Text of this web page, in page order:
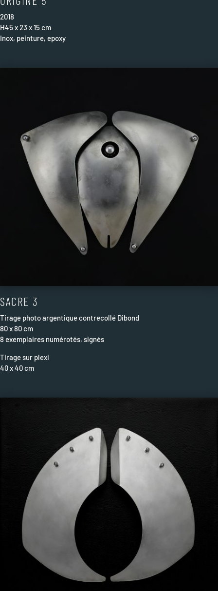
2018
H45 x 23 x 15 cm
Inox, peinture, epoxy
SACRE 3
Tirage photo argentique contrecollé Dibond
80 x 80 cm
8 exemplaires numérotés, signés
Tirage sur plexi
40 x 40 cm